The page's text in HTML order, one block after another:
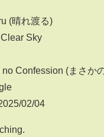
(晴れ渡る)
Sky
Confession (まさか
02/04